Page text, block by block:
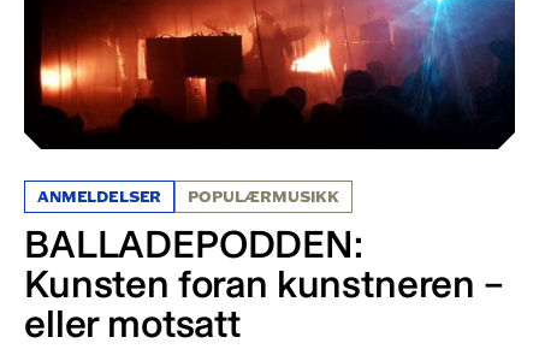
ANMELDELSER POPULÆRMUSIKK
BALLADEPODDEN:
Kunsten foran kunstneren –
eller motsatt